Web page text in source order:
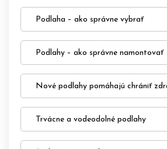
Podlaha – ako správne vybrať
Podlahy – ako správne namontovať
Nové podlahy pomáhajú chrániť
Trvácne a vodeodolné podlahy